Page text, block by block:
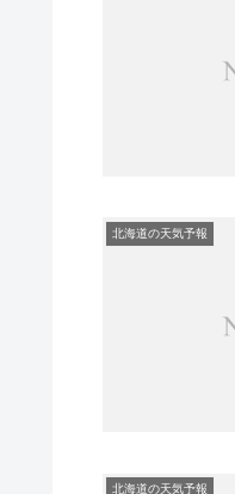
北海道の天気予報
北海道の天気予報